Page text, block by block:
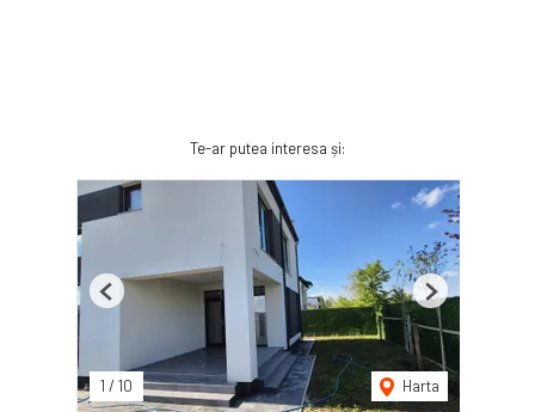
Te-ar putea interesa și:
1 / 10 Harta
Previous Next